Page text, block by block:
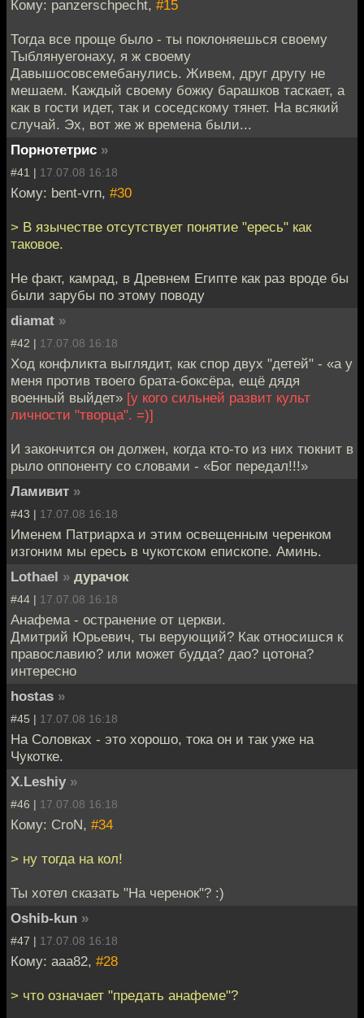
Кому: panzerschpecht, #15
Тогда все проще было - ты поклоняешься своему
Тыблянуегонаху, я ж своему
Давышосовсемебанулись. Живем, друг другу не
мешаем. Каждый своему божку барашков таскает, а
как в гости идет, так и соседскому тянет. На всякий
случай. Эх, вот же ж времена были...
Порнотетрис »
#41 | 17.07.08 16:18
Кому: bent-vrn, #30
> В язычестве отсутствует понятие "ересь" как
таковое.
Не факт, камрад, в Древнем Египте как раз вроде бы
были зарубы по этому поводу
diamat »
#42 | 17.07.08 16:18
Ход конфликта выглядит, как спор двух "детей" - «а у
меня против твоего брата-боксёра, ещё дядя
военный выйдет» [у кого сильней развит культ
личности "творца". =)]
И закончится он должен, когда кто-то из них тюкнит в
рыло оппоненту со словами - «Бог передал!!!»
Ламивит »
#43 | 17.07.08 16:18
Именем Патриарха и этим освещенным черенком
изгоним мы ересь в чукотском епископе. Аминь.
Lothael » дурачок
#44 | 17.07.08 16:18
Анафема - остранение от церкви.
Дмитрий Юрьевич, ты верующий? Как относишся к
православию? или может будда? дао? цотона?
интересно
hostas »
#45 | 17.07.08 16:18
На Соловках - это хорошо, тока он и так уже на
Чукотке.
X.Leshiy »
#46 | 17.07.08 16:18
Кому: CroN, #34
> ну тогда на кол!
Ты хотел сказать "На черенок"? :)
Oshib-kun »
#47 | 17.07.08 16:18
Кому: aaa82, #28
> что означает "предать анафеме"?